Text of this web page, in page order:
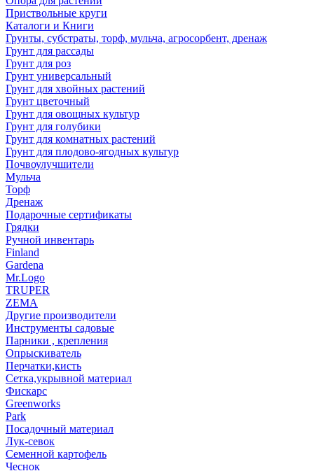
Приствольные круги
Каталоги и Книги
Грунты, субстраты, торф, мульча, агросорбент, дренаж
Грунт для рассады
Грунт для роз
Грунт универсальный
Грунт для хвойных растений
Грунт цветочный
Грунт для овощных культур
Грунт для голубики
Грунт для комнатных растений
Грунт для плодово-ягодных культур
Почвоулучшители
Мульча
Торф
Дренаж
Подарочные сертификаты
Грядки
Ручной инвентарь
Finland
Gardena
Mr.Logo
TRUPER
ZEMA
Другие производители
Инструменты садовые
Парники , крепления
Опрыскиватель
Перчатки,кисть
Сетка,укрывной материал
Фискарс
Greenworks
Park
Посадочный материал
Лук-севок
Семенной картофель
Чеснок